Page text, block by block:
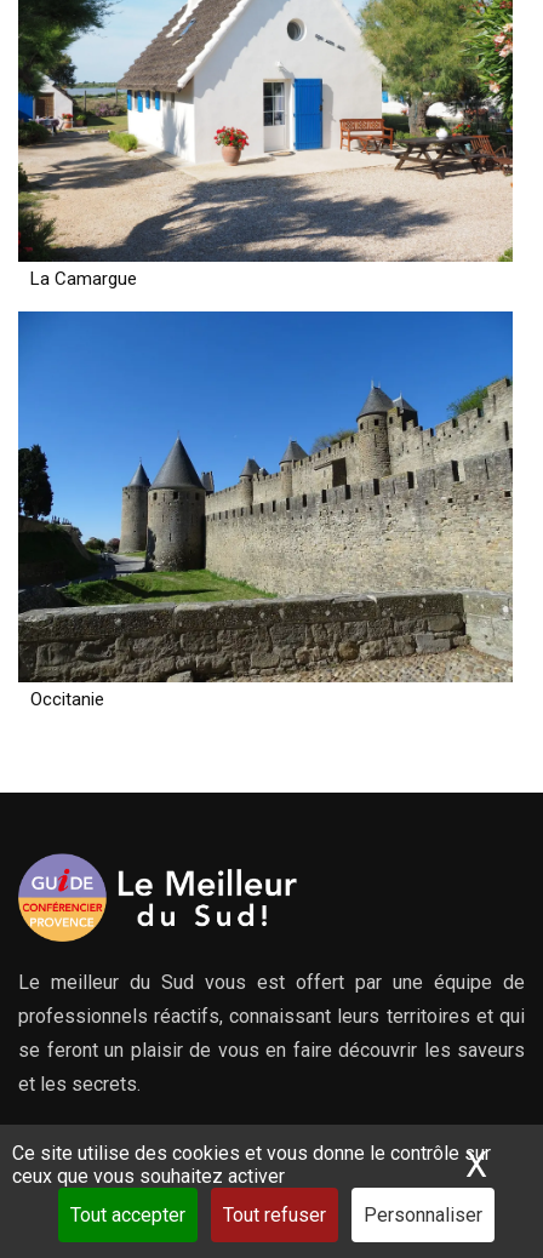
Ce site utilise des cookies et vous donne le contrôle sur
ceux que vous souhaitez activer
Tout accepter
Tout refuser Personnaliser
X
La Camargue
Occitanie
Le meilleur du Sud vous est offert par une équipe de
professionnels réactifs, connaissant leurs territoires et qui
se feront un plaisir de vous en faire découvrir les saveurs
et les secrets.
Rechercher :